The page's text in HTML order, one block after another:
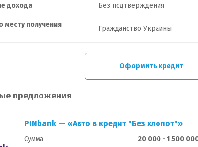
дохода Без подтверждения
месту получения
Гражданство Украины
Оформить кредит
предложения
PINbank — «Авто в кредит "Без хлопот"»
Сумма
20 000 - 1 500